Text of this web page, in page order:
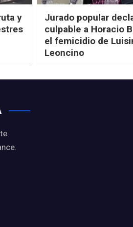
y
Jurado popular
culpable a Horacio
el femicidio de
Leoncino